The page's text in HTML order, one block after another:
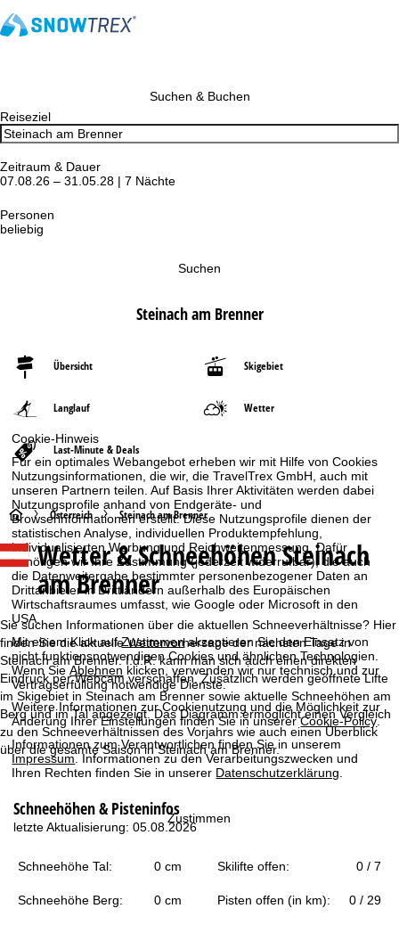
Cookie-Hinweis
Für ein optimales Webangebot erheben wir mit Hilfe von Cookies
Nutzungsinformationen, die wir, die TravelTrex GmbH, auch mit
unseren Partnern teilen. Auf Basis Ihrer Aktivitäten werden dabei
Nutzungsprofile anhand von Endgeräte- und
Browserinformationen erstellt. Diese Nutzungsprofile dienen der
statistischen Analyse, individuellen Produktempfehlung,
individualisierten Werbung und Reichweitenmessung. Dafür
benötigen wir Ihre Zustimmung (jederzeit widerrufbar), die auch
die Datenweitergabe bestimmter personenbezogener Daten an
Drittanbieter in Drittländern außerhalb des Europäischen
Wirtschaftsraumes umfasst, wie Google oder Microsoft in den
USA.
Mit einem Klick aufZustimmenakzeptieren Sie den Einsatz von
nicht funktionsnotwendigen Cookies und ähnlichen Technologien.
Wenn SieAblehnen klicken, verwenden wir nur technisch und zur
Vertragserfüllung notwendige Dienste.
Weitere Informationen zur Cookienutzung und die Möglichkeit zur
Änderung Ihrer Einstellungen finden Sie in unsererCookie-Policy.
Informationen zum Verantwortlichen finden Sie in unserem
Impressum. Informationen zu den Verarbeitungszwecken und
Ihren Rechten finden Sie in unserer Datenschutzerklärung
Zustimmen
Suchen & Buchen
Reiseziel
Zeitraum & Dauer
07.08.26 – 31.05.28 | 7 Nächte
Personen
beliebig
Suchen
Steinach am Brenner
Übersicht Skigebiet
Langlauf Wetter
Last-Minute & Deals
S
t
a
r
t
s
e
i
t
Österreich Steinach am Brenner
Wetter & Schneehöhen Steinach
am Brenner
Sie suchen Informationen über die aktuellen Schneeverhältnisse? Hier
finden Sie die aktuelle Wettervorhersage der nächsten Tage in
Steinach am Brenner. I.d.R. kann man sich auch einen direkten
Eindruck per Webcam verschaffen. Zusätzlich werden geöffnete Lifte
im Skigebiet in Steinach am Brenner sowie aktuelle Schneehöhen am
Berg und im Tal angezeigt. Das Diagramm ermöglicht einen Vergleich
zu den Schneeverhältnissen des Vorjahrs wie auch einen Überblick
über die gesamte Saison in Steinach am Brenner.
Schneehöhen & Pisteninfos
letzte Aktualisierung: 05.08.2026
Schneehöhe Tal: 0 cm Skilifte offen: 0 / 7
Schneehöhe Berg: 0 cm Pisten offen (in km): 0 / 29